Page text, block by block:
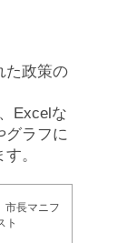
た政策の
Excelな
グラフに
。
市長マニフ
ト